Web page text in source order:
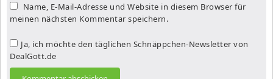
Name, E-Mail-Adresse und Website in diesem Browser für
meinen nächsten Kommentar speichern.
Ja, ich möchte den täglichen Schnäppchen-Newsletter von
DealGott.de